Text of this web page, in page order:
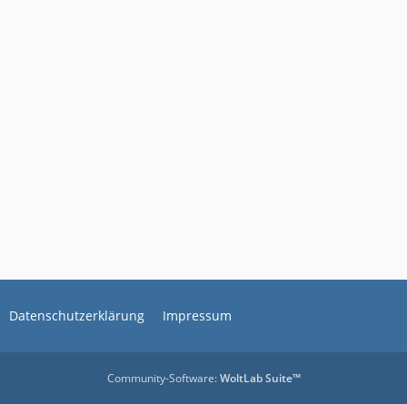
Datenschutzerklärung Impressum
Community-Software:WoltLab Suite™